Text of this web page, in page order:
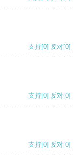
支持[0] 反对[0]
支持[0] 反对[0]
支持[0] 反对[0]